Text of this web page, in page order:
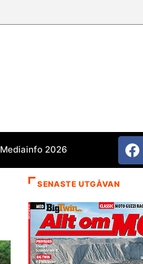
Mediainfo 2026
SENASTE UTGÅVAN